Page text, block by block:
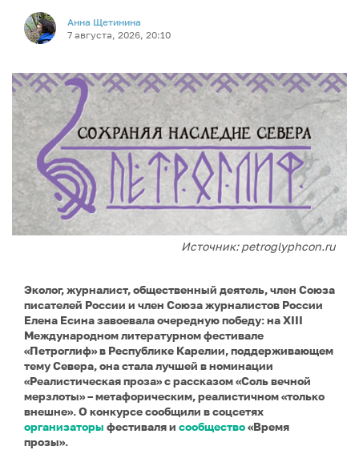
Анна Щетинина
7 августа, 2026, 20:10
Источник: petroglyphcon.ru
Эколог, журналист, общественный деятель, член Союза
писателей России и член Союза журналистов России
Елена Есина завоевала очередную победу: на XIII
Международном литературном фестивале
«Петроглиф» в Республике Карелии, поддерживающем
тему Севера, она стала лучшей в номинации
«Реалистическая проза» с рассказом «Соль вечной
мерзлоты» – метафорическим, реалистичном «только
внешне». О конкурсе сообщили в соцсетях
организаторы фестиваля и сообщество«Время
прозы».